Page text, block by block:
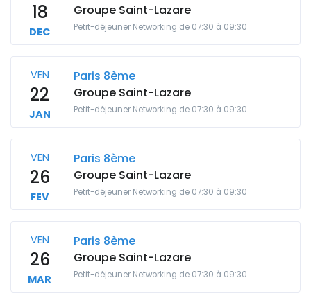
18
DEC
Groupe Saint-Lazare
Petit-déjeuner Networking de 07:30 à 09:30
VEN
22
JAN
Paris 8ème
Groupe Saint-Lazare
Petit-déjeuner Networking de 07:30 à 09:30
VEN
26
FEV
Paris 8ème
Groupe Saint-Lazare
Petit-déjeuner Networking de 07:30 à 09:30
VEN
26
MAR
Paris 8ème
Groupe Saint-Lazare
Petit-déjeuner Networking de 07:30 à 09:30